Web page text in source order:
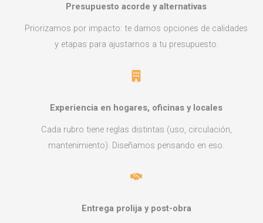
Presupuesto acorde y alternativas
Priorizamos por impacto: te damos opciones de calidades
y etapas para ajustarnos a tu presupuesto.
Experiencia en hogares, oficinas y locales
Cada rubro tiene reglas distintas (uso, circulación,
mantenimiento). Diseñamos pensando en eso.
Entrega prolija y post-obra